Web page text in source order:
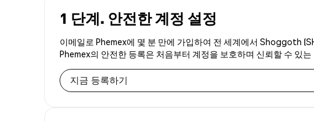
1 단계. 안전한 계정 설정
이메일로 Phemex에 몇 분 만에 가입하여 전 세계에서 Shoggoth
Phemex의 안전한 등록은 처음부터 계정을 보호하며 신뢰할 수 있
지금 등록하기